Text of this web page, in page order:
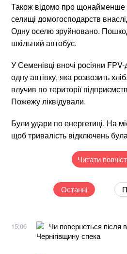
Також відомо про щонайменше
селищі домогосподарств
Одну оселю зруйновано.
шкільний автобус.
У Семенівці вночі росіяни
одну автівку, яка розвозить
влучив по території
Пожежу ліквідували.
Були удари по енергетиці. На
щоб тривалість відключень
Читати
Останні
15:06
Чи повернеться після
Чернігівщину спека